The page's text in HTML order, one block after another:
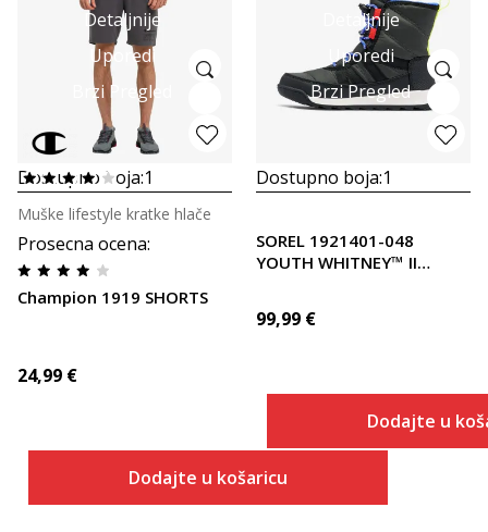
Detaljnije
Uporedi
Brzi Pregled
Dostupno boja:1
Prosecna ocena:
Champion 1919 SHORTS
Muške lifestyle kratke hlače
24,99 €
Dodajte u košaricu
Detaljnije
Uporedi
Brzi Pregled
Dostupno boja:1
SOREL 1921401-048
YOUTH WHITNEY™ II
99,99 €
Dodajte u